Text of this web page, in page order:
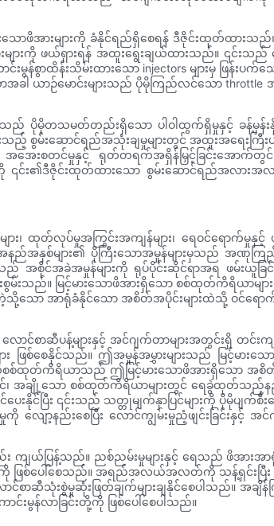
းသောဖိအားများကို ခံနိုင်ရည်ရှိစေရန် ဒီဇိုင်းထုတ်ထာ
ဖယ်ရှားရန် အထူးရွေးချယ်ထားသည်။ ၎င်းသည် အေ
စွာထိန်းသိမ်းထားသော injectors များမှ ဖြန်းပ
ယာဉ်မောင်းများသည် ပိုမိုကြည်လင်သော throttle အပ
ည်သည် ပိုမိုတသမတ်တည်းရှိသော ပါဝါထွက်ရှိမှုနှင့် ခန့်မှ
ည့် စွမ်းဆောင်ရည်အသုံးချမှုများတွင် အထူးအရေးကြီး
အေးစတင်မှုနှင့် ရုတ်တရက်အရှိန်မြှင့်ခြင်းအောက်
ကို ၎င်း၏ဒီဇိုင်းထုတ်ထားသော စွမ်းဆောင်ရည်အလာ
ျား၊ ထုတ်လုပ်မှုအကြွင်းအကျန်များ၊ ရေဝင်ရော
ည်အနှစ်များ၏ ပိုကြီးသောအမှုန်များမှသည် အဏုကြည့်မှ
အစိုင်အခဲအမှုန်များကို ရုပ်ပိုင်းဆိုင်ရာအရ ဖမ်းယူခြ
စွမ်းသည်။ မြင့်မားသောဖိအားရှိသော စစ်ထုတ်ကိရိယာ
ကဲ့သို့သော အာရုံခံနိုင်သော အစိတ်အပိုင်းများထဲသို့ ဝင်ရေ
စာဆီပန့်များနှင့် အင်ဂျက်တာများအတွင်းရှိ တင်း
း ဖြစ်စေနိုင်သည်။ ဤအမှုန်အမွှားများသည် မြင့်မား
ဆီစစ်ထုတ်ကိရိယာသည် ဤမြင့်မားသောဖိအားရှိသော အ
ပြင်၊ အချို့သော စစ်ထုတ်ကိရိယာများတွင် ရေခွဲထုတ်သည့်
းနိုင်ပြီး ၎င်းသည် သတ္တုမျက်နှာပြင်များကို ပိုမိုပျ
ျော့နည်းစေပြီး လောင်ကျွမ်းမှုညံ့ဖျင်းခြင်းနှင့်
ယ်ပြန့်သည်။ ညစ်ညမ်းမှုများနှင့် ရေသည် ဖိအားအာ
ဖြစ်ပေါ်စေသည်။ အရည်အလယ်အလတ်ကို သန့်ရှင်းပြီး
ာဆီသုံးစွဲမှုဆုံးဖြတ်ချက်များချနိုင်စေပါသည်။ အချိ
းမွန်လာခြင်းတို့ကို ဖြစ်ပေါ်စေပါသည်။